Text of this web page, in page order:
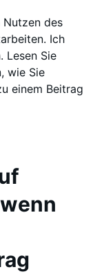
Nutzen des
Ich
Lesen Sie
wie Sie
einem Beitrag